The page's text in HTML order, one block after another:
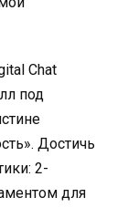
Chat
под
Достичь
2-
для